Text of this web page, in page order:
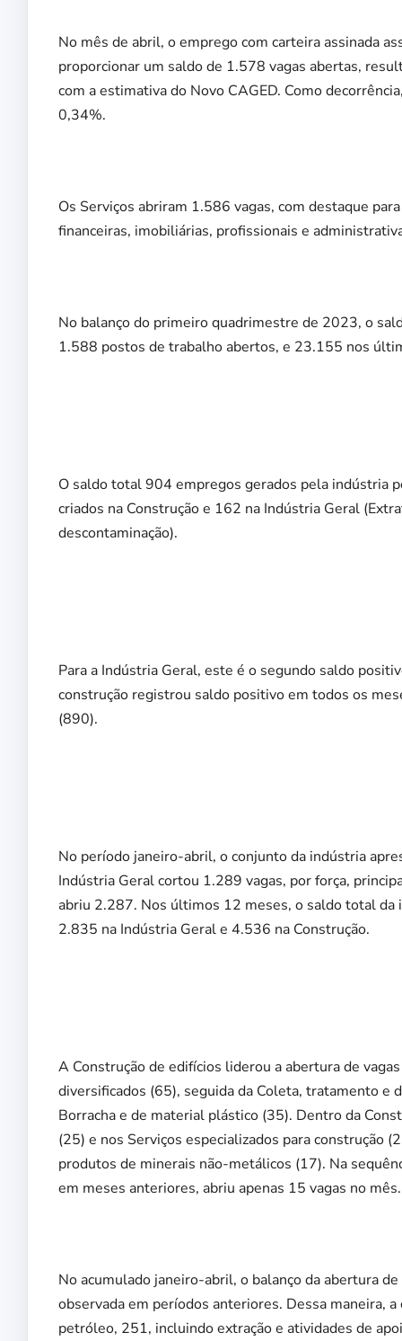
No mês de abril, o emprego com carteira assinada
proporcionar um saldo de 1.578 vagas abertas,
com a estimativa do Novo CAGED. Como
0,34%.
Os Serviços abriram 1.586 vagas, com destaque
financeiras, imobiliárias, profissionais e
No balanço do primeiro quadrimestre de 2023, o
1.588 postos de trabalho abertos, e 23.155 nos
O saldo total 904 empregos gerados pela indústria
criados na Construção e 162 na Indústria Geral
descontaminação).
Para a Indústria Geral, este é o segundo saldo
construção registrou saldo positivo em todos os
(890).
No período janeiro-abril, o conjunto da indústria
Indústria Geral cortou 1.289 vagas, por força,
abriu 2.287. Nos últimos 12 meses, o saldo total da
2.835 na Indústria Geral e 4.536 na Construção.
A Construção de edifícios liderou a abertura de
diversificados (65), seguida da Coleta, tratamento e
Borracha e de material plástico (35). Dentro da
(25) e nos Serviços especializados para construção
produtos de minerais não-metálicos (17). Na
em meses anteriores, abriu apenas 15 vagas no mês.
No acumulado janeiro-abril, o balanço da abertura
observada em períodos anteriores. Dessa maneira,
petróleo, 251, incluindo extração e atividades de